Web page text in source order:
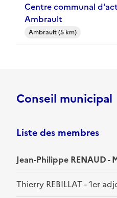
Centre communal d'action sociale (CCAS) -
Ambrault
Ambrault (5 km)
Conseil municipal
Liste des membres
Jean-Philippe RENAUD -
Thierry REBILLAT - 1er